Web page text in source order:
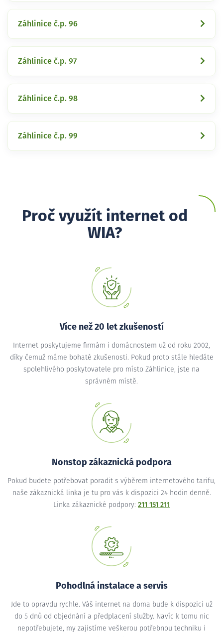
Záhlinice č.p. 96
Záhlinice č.p. 97
Záhlinice č.p. 98
Záhlinice č.p. 99
Proč využít internet od
WIA?
Více než 20 let zkušeností
Internet poskytujeme firmám i domácnostem už od roku 2002,
díky čemuž máme bohaté zkušenosti. Pokud proto stále hledáte
spolehlivého poskytovatele pro místo Záhlinice, jste na
správném místě.
Nonstop zákaznická podpora
Pokud budete potřebovat poradit s výběrem internetového tarifu,
naše zákaznická linka je tu pro vás k dispozici 24 hodin denně.
Linka zákaznické podpory: 211 151 211
Pohodlná instalace a servis
Jde to opravdu rychle. Váš internet na doma bude k dispozici už
do 5 dnů od objednání a předplacení služby. Navíc k tomu nic
nepotřebujete, my zajistíme veškerou potřebnou techniku i